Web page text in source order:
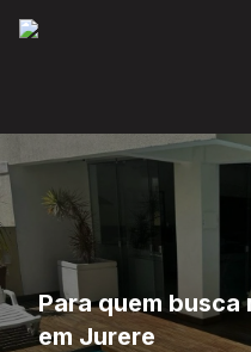
Para quem
em Jurere